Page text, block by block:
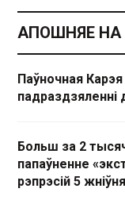
АПОШНЯЕ НА
Паўночная
падраздзяленні
Больш за 2
папаўненне
рэпрэсій 5 жніўня